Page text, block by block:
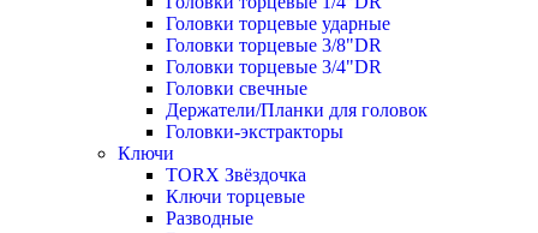
Головки торцевые ударные
Головки торцевые 3/8"DR
Головки торцевые 3/4"DR
Головки свечные
Держатели/Планки для головок
Головки-экстракторы
Ключи
TORX Звёздочка
Ключи торцевые
Разводные